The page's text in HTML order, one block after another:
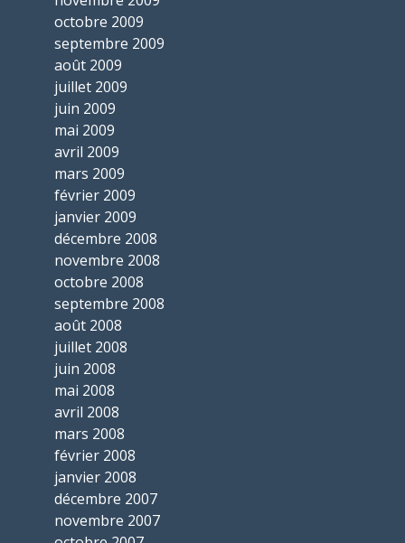
octobre 2009
septembre 2009
août 2009
juillet 2009
juin 2009
mai 2009
avril 2009
mars 2009
février 2009
janvier 2009
décembre 2008
novembre 2008
octobre 2008
septembre 2008
août 2008
juillet 2008
juin 2008
mai 2008
avril 2008
mars 2008
février 2008
janvier 2008
décembre 2007
novembre 2007